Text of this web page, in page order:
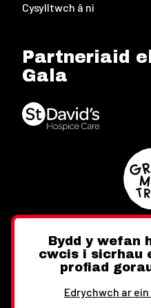
Cysylltwch â ni
Partneriaid
Gala
Twitter Facebook
Bydd y wefan
cwcis i sicrhau
profiad
Edrychwch ar